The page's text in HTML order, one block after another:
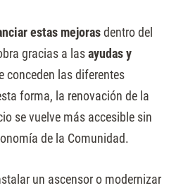
estas mejorasdentro del
gracias a lasayudas y
conceden las diferentes
forma, la renovación de la
se vuelve más accesible sin
de la Comunidad.
un ascensor o modernizar